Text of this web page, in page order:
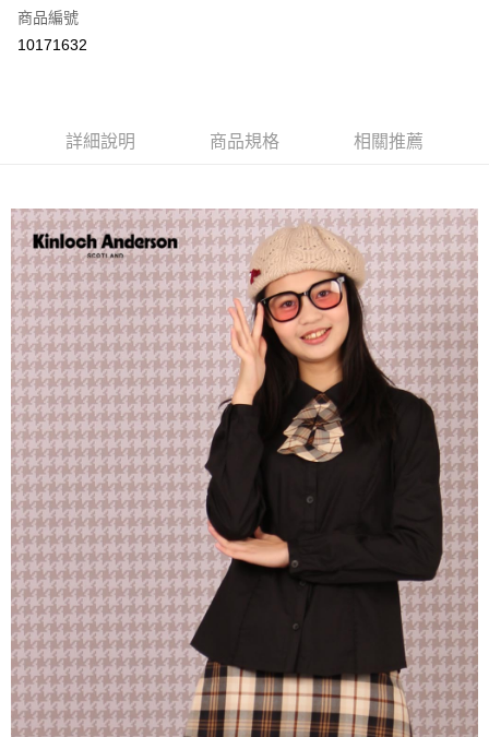
LINE Pay
運送方式
付款後全家取貨
每筆NT$60，滿NT$1,000(含以上)免運費
付款後7-11取貨
每筆NT$60，滿NT$1,000(含以上)免運費
宅配
免運費
商品編號
10171632
詳細說明 商品規格 相關推薦